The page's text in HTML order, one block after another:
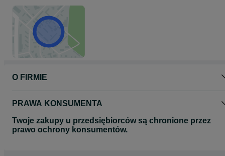
O FIRMIE
PRAWA KONSUMENTA
Twoje zakupy u przedsiębiorców są chronione przez
prawo ochrony konsumentów.